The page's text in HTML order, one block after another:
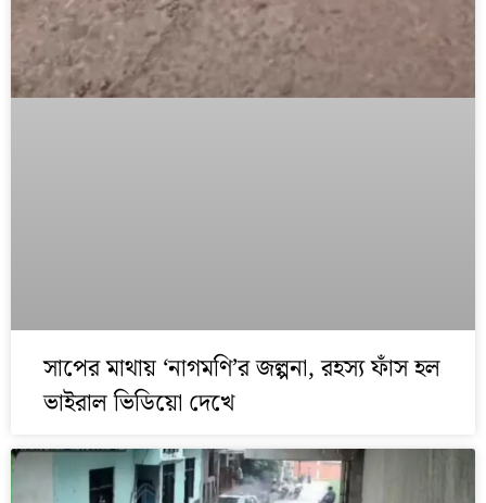
সাপের মাথায় ‘নাগমণি’র জল্পনা, রহস্য ফাঁস হল
ভাইরাল ভিডিয়ো দেখে